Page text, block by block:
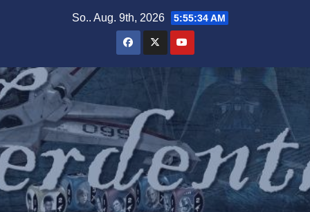
So.. Aug. 9th, 2026 5:55:36 AM